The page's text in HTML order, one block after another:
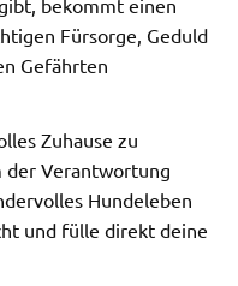
bekommt einen
Fürsorge, Geduld
Gefährten
Zuhause zu
der Verantwortung
Hundeleben
und fülle direkt deine